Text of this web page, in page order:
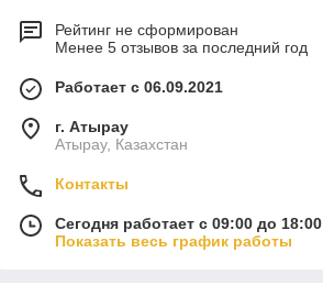
Рейтинг не сформирован
Менее 5 отзывов за последний год
Работает с 06.09.2021
г. Атырау
Атырау, Казахстан
Контакты
Сегодня работает с 09:00 до 18:00
Показать весь график работы